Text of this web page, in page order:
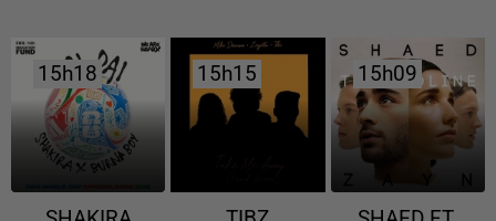
15h18
15h18 15h15
15h15 15h09
15h09